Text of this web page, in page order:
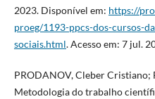
2023. Disponível em: https://
proeg/1193-ppcs-dos-cursos-
sociais.html. Acesso em: 7 jul.
PRODANOV, Cleber Cristiano;
Metodologia do trabalho